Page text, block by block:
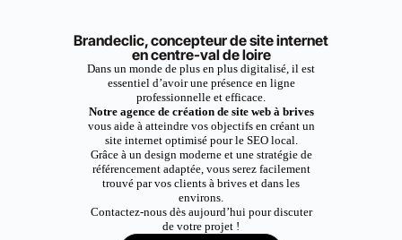
Brandeclic, concepteur de site internet
en centre-val de loire
Dans un monde de plus en plus digitalisé, il est
essentiel d’avoir une présence en ligne
professionnelle et efficace.
Notre agence de création de site web à brives
vous aide à atteindre vos objectifs en créant un
site internet optimisé pour le SEO local.
Grâce à un design moderne et une stratégie de
référencement adaptée, vous serez facilement
trouvé par vos clients à brives et dans les
environs.
Contactez-nous dès aujourd’hui pour discuter
de votre projet !